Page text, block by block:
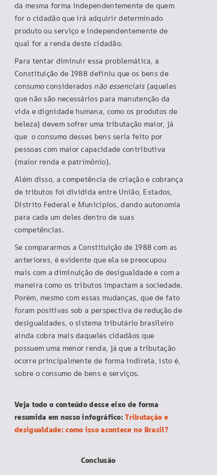
da mesma forma independentemente de quem
for o cidadão que irá adquirir determinado
produto ou serviço e independentemente de
qual for a renda deste cidadão.
Para tentar diminuir essa problemática, a
Constituição de 1988 definiu que os bens de
consumo considerados não essenciais(aqueles
que não são necessários para manutenção da
vida e dignidade humana, como os produtos de
beleza) devem sofrer uma tributação maior, já
que o consumo desses bens seria feito por
pessoas com maior capacidade contributiva
(maior renda e patrimônio).
Além disso, a competência de criação e cobrança
de tributos foi dividida entre União, Estados,
Distrito Federal e Municípios, dando autonomia
para cada um deles dentro de suas
competências.
Se compararmos a Constituição de 1988 com as
anteriores, é evidente que ela se preocupou
mais com a diminuição de desigualdade e com a
maneira como os tributos impactam a sociedade.
Porém, mesmo com essas mudanças, que de fato
foram positivas sob a perspectiva de redução de
desigualdades, o sistema tributário brasileiro
ainda cobra mais daqueles cidadãos que
possuem uma menor renda, já que a tributação
ocorre principalmente de forma indireta, isto é,
sobre o consumo de bens e serviços.
Veja todo o conteúdo desse eixo de forma
resumida em nosso infográfico:Tributação e
desigualdade: como isso acontece no Brasil?
Conclusão